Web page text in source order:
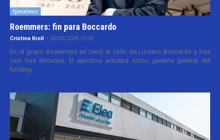
Ejecutivos
Roemmers: fin para Boccardo
Cristina Kroll - 20/05/2026 13:00
En el grupo Roemmers se cerró el ciclo de Luciano Boccardo y tras
casi tres décadas. El ejecutivo actuaba como gerente general del
holding...